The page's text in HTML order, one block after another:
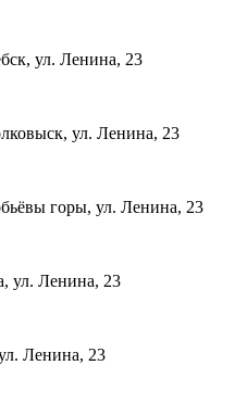
ул. Ленина, 23
ул. Ленина, 23
горы, ул. Ленина, 23
ул. Ленина, 23
Ленина, 23